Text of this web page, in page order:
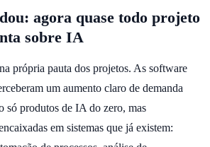
agora quase todo projeto
sobre IA
própria pauta dos projetos. As software
um aumento claro de demanda
produtos de IA do zero, mas
em sistemas que já existem: